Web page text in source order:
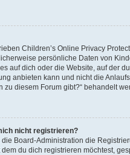
Children’s Online Privacy
persönliche Daten von
auf dich oder die Website, auf der
anbieten kann und nicht die
zu diesem Forum gibt?“ behandelt
nicht registrieren?
die Board-Administration die
du dich registrieren möchtest,